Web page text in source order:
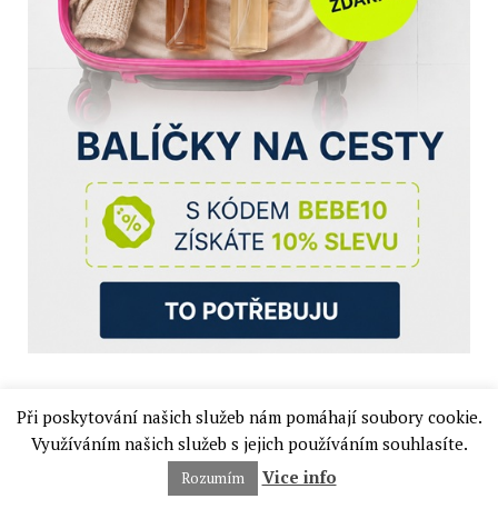
Hledat
Při poskytování našich služeb nám pomáhají soubory cookie.
Využíváním našich služeb s jejich používáním souhlasíte.
Rozumím Vice info